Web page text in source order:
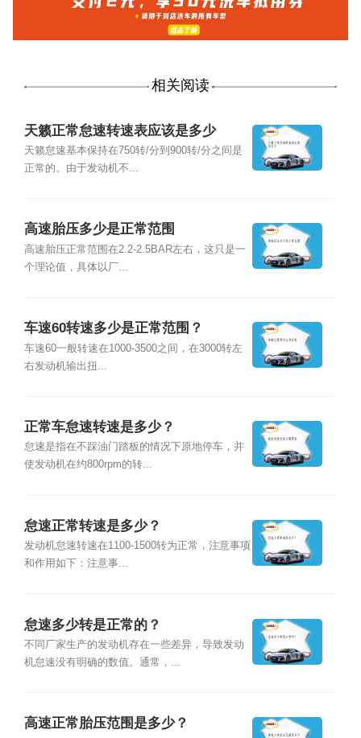
相关阅读
天籁正常怠速转速表应该是多少
天籁怠速基本保持在750转/分到900转/分之间是
正常的。由于发动机不...
高速胎压多少是正常范围
高速胎压正常范围在2.2-2.5BAR左右，这只是一
个理论值，具体以厂...
车速60转速多少是正常范围？
车速60一般转速在1000-3500之间，在3000转左
右发动机输出扭...
正常车怠速转速是多少？
怠速是指在不踩油门踏板的情况下原地停车，并
使发动机在约800rpm的转...
怠速正常转速是多少？
发动机怠速转速在1100-1500转为正常，注意事项
和作用如下：注意事...
怠速多少转是正常的？
不同厂家生产的发动机存在一些差异，导致发动
机怠速没有明确的数值。通常，...
高速正常胎压范围是多少？